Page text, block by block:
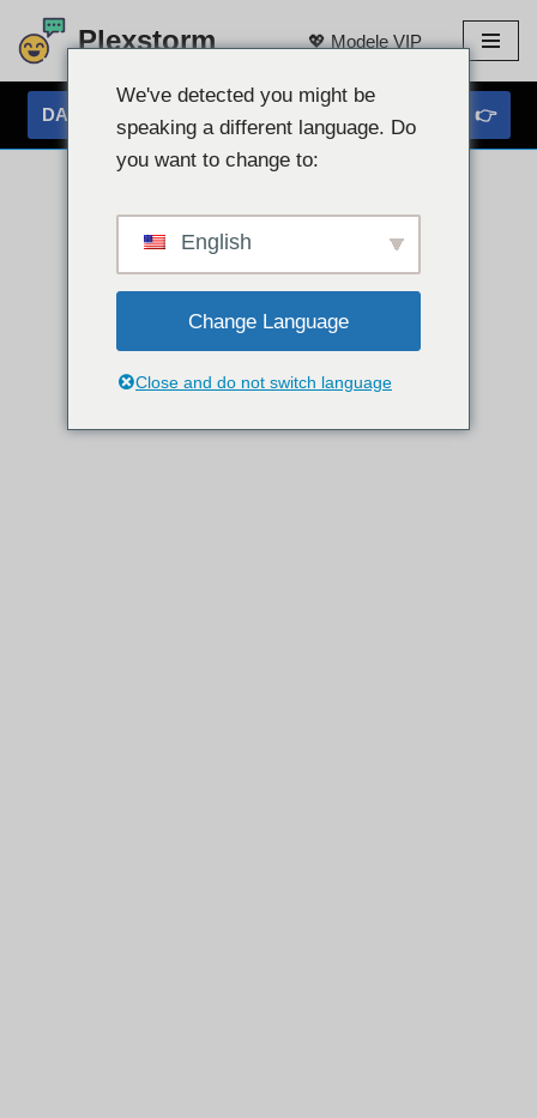
Przejdź
do
treści
Plexstorm 💖 Modele VIP
DARMOWY CZAT PRZEZ KAMErę INTERNETOWĄ 👉
We've detected you might be
speaking a different language. Do
you want to change to:
English
Change Language
Close and do not switch language